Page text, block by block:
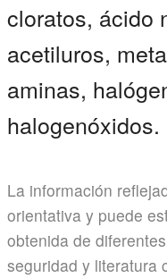
cloratos, ácido
acetiluros,
aminas,
halogenóxidos.
La información
orientativa y puede
obtenida de
seguridad y literatura